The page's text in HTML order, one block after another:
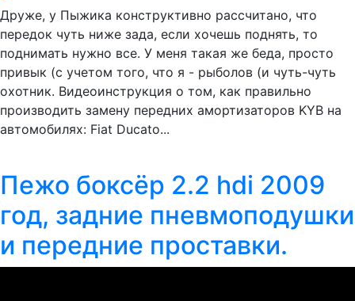
Друже, у Пыжика конструктивно рассчитано, что
передок чуть ниже зада, если хочешь поднять, то
поднимать нужно все. У меня такая же беда, просто
привык (с учетом того, что я - рыболов (и чуть-чуть
охотник. Видеоинструкция о том, как правильно
производить замену передних амортизаторов KYB на
автомобилях: Fiat Ducato...
Пежо боксёр 2.2 hdi 2009
год, задние пневмоподушки
и передние проставки.